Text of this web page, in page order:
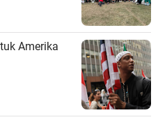
Amerika